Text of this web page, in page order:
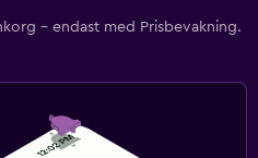
– endast med Prisbevakning.